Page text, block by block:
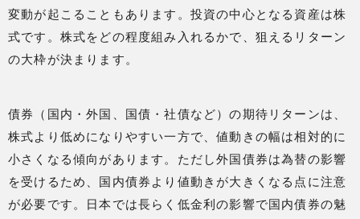
変動が起こることもあります。投資の中心となる資産は株
式です。株式をどの程度組み入れるかで、狙えるリターン
の大枠が決まります。
債券（国内・外国、国債・社債など）の期待リターンは、
株式より低めになりやすい一方で、値動きの幅は相対的に
小さくなる傾向があります。ただし外国債券は為替の影響
を受けるため、国内債券より値動きが大きくなる点に注意
が必要です。日本では長らく低金利の影響で国内債券の魅